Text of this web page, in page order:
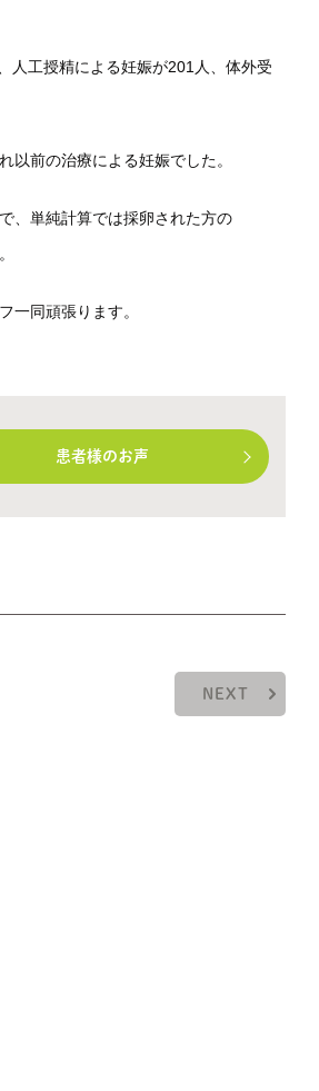
査
よくある質問
人工授精による妊娠が201人、体外受
以前の治療による妊娠でした。
、単純計算では採卵された方の
一同頑張ります。
患者様のお声
NEXT